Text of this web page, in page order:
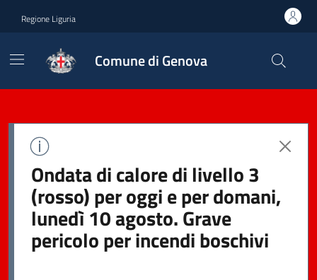
Regione Liguria
Comune di Genova
Ondata di calore di livello 3
(rosso) per oggi e per domani,
lunedì 10 agosto. Grave
pericolo per incendi boschivi